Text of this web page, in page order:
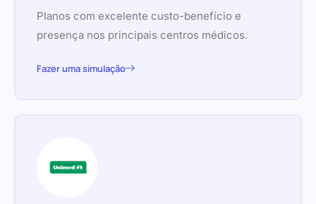
Planos com excelente custo-benefício e
presença nos principais centros médicos.
Fazer uma simulação